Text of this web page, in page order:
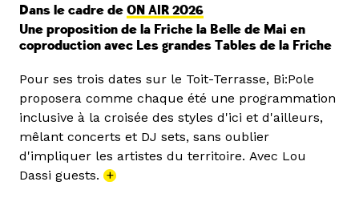
Dans le cadre de ON AIR 2026
Une proposition de la Friche la Belle de Mai en
coproduction avec Les grandes Tables de la Friche
Pour ses trois dates sur le Toit-Terrasse, Bi:Pole
proposera comme chaque été une programmation
inclusive à la croisée des styles d'ici et d'ailleurs,
mêlant concerts et DJ sets, sans oublier
d'impliquer les artistes du territoire. Avec Lou
Dassi guests. +